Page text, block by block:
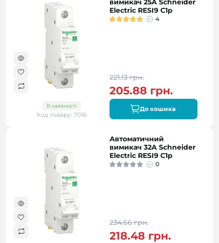
В наявності
Код товару: 7016
вимикач 25A Schneider
Electric RESI9 C1р
4
221.13 грн.
205.88 грн.
До кошика
Автоматичний
вимикач 32A Schneider
Electric RESI9 C1р
0
234.66 грн.
218.48 грн.